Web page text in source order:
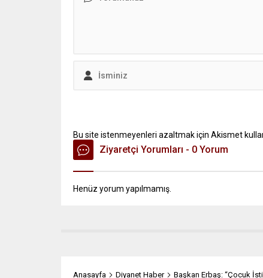
Bu site istenmeyenleri azaltmak için Akismet
Ziyaretçi Yorumları - 0 Yorum
Henüz yorum yapılmamış.
Anasayfa Diyanet Haber Başkan Erbaş: “Çocuk